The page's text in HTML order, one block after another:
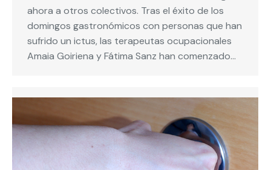
ahora a otros colectivos. Tras el éxito de los
domingos gastronómicos con personas que han
sufrido un ictus, las terapeutas ocupacionales
Amaia Goiriena y Fátima Sanz han comenzado…